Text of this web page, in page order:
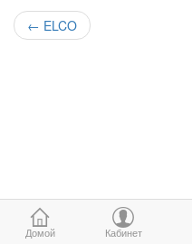
← ELCO
Домой Кабинет